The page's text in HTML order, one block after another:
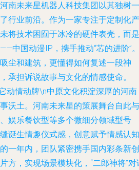
南未来星机器人科技集团以其独树一
行业前沿。作为一家专注于定制化产
将技术困囿于冰冷的硬件表壳，而是
中国动漫IP，携手推动“芯的进阶”
尘和建筑，更懂得如何复述一段神
承担诉说故事与文化的情感使命。
动情动牌\n中原文化积淀深厚的河南
沃土。河南未来星的策展舞台自此与
娱乐餐饮型等多个微细分领域型号
诞生情趣仪式感，创意赋予情感认知
一年内，团队紧密携手国内彩条新创
方，实现场景模块化，“二郎神将”对